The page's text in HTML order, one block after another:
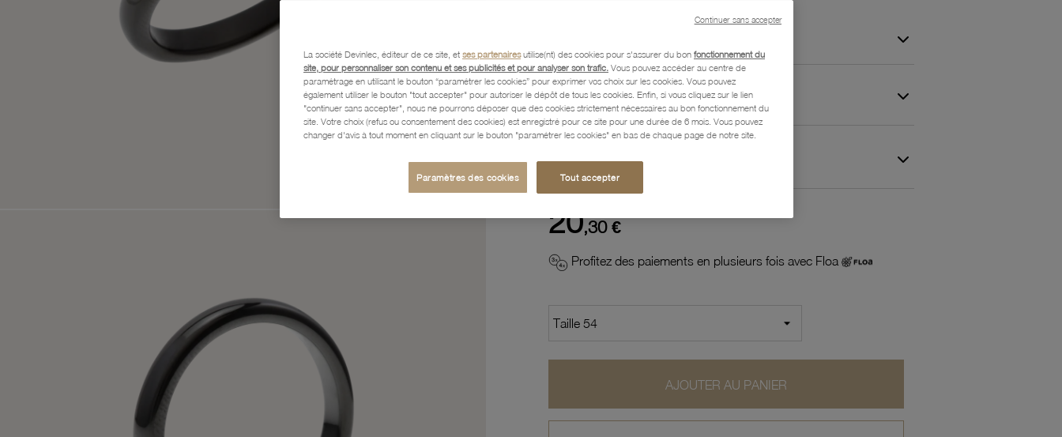
Caractéristiques détaillées
Paiement, Livraison, Retours et Garantie
20,30 €
Profitez des paiements en plusieurs fois avec Floa
AJOUTER AU PANIER
La société Devinlec, éditeur de ce site, et ses partenairesutilise(nt) des cookies pour s'assurer du bon fonctionnement du
site, pour personnaliser son contenu et ses publicités et pour analyser son trafic. Vous pouvez accéder au centre de
paramétrage en utilisant le bouton “paramétrer les cookies” pour exprimer vos choix sur les cookies. Vous pouvez
également utiliser le bouton "tout accepter" pour autoriser le dépôt de tous les cookies. Enfin, si vous cliquez sur le lien
"continuer sans accepter", nous ne pourrons déposer que des cookies strictement nécessaires au bon fonctionnement du
site. Votre choix (refus ou consentement des cookies) est enregistré pour ce site pour une durée de 6 mois. Vous pouvez
changer d'avis à tout moment en cliquant sur le bouton "paramétrer les cookies" en bas de chaque page de notre site.
Paramètres des cookies Tout accepter
Continuer sans accepter